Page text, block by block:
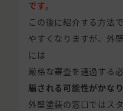
です。
この後に紹介する方法
やすくなりますが、外
には
厳格な審査を通過する
騙される可能性がかな
外壁塗装の窓口ではス